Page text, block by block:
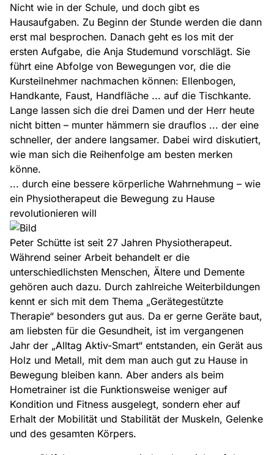
Nicht wie in der Schule, und doch gibt es
Hausaufgaben. Zu Beginn der Stunde werden die dann
erst mal besprochen. Danach geht es los mit der
ersten Aufgabe, die Anja Studemund vorschlägt. Sie
führt eine Abfolge von Bewegungen vor, die die
Kursteilnehmer nachmachen können: Ellenbogen,
Handkante, Faust, Handfläche ... auf die Tischkante.
Lange lassen sich die drei Damen und der Herr heute
nicht bitten – munter hämmern sie drauflos ... der eine
schneller, der andere langsamer. Dabei wird diskutiert,
wie man sich die Reihenfolge am besten merken
könne.
... durch eine bessere körperliche Wahrnehmung – wie
ein Physiotherapeut die Bewegung zu Hause
revolutionieren will
Peter Schütte ist seit 27 Jahren Physiotherapeut.
Während seiner Arbeit behandelt er die
unterschiedlichsten Menschen, Ältere und Demente
gehören auch dazu. Durch zahlreiche Weiterbildungen
kennt er sich mit dem Thema „Gerätegestützte
Therapie“ besonders gut aus. Da er gerne Geräte baut,
am liebsten für die Gesundheit, ist im vergangenen
Jahr der „Alltag Aktiv-Smart“ entstanden, ein Gerät aus
Holz und Metall, mit dem man auch gut zu Hause in
Bewegung bleiben kann. Aber anders als beim
Hometrainer ist die Funktionsweise weniger auf
Kondition und Fitness ausgelegt, sondern eher auf
Erhalt der Mobilität und Stabilität der Muskeln, Gelenke
und des gesamten Körpers.